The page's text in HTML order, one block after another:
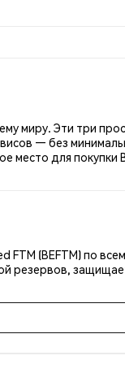
миру. Эти три
— без
место для покупки
FTM (BEFTM) по
резервов,